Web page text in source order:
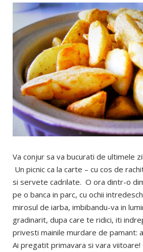
Va conjur sa va bucurati de ultimele
Un picnic ca la carte – cu cos de
si servete cadrilate. O ora dintr-o
pe o banca in parc, cu ochii
mirosul de iarba, imbibandu-va in
gradinarit, dupa care te ridici, iti
privesti mainile murdare de pamant:
Ai pregatit primavara si vara viitoare!